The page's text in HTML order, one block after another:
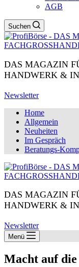
AGB
Suchen
DAS MAGAZIN
HANDWERK &
Newsletter
Home
Allgemein
Neuheiten
Im Gespräch
Beratungs-
DAS MAGAZIN
HANDWERK &
Newsletter
Menü
Macht auf